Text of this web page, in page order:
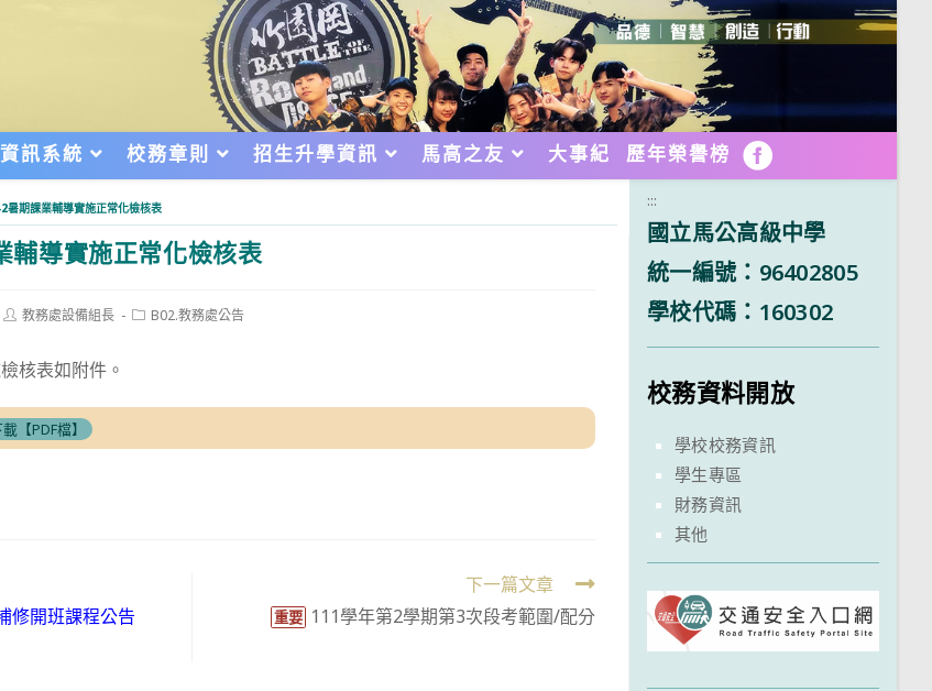
資訊系統 校務章則 招生升學資訊 馬高之友 大事紀 歷年榮譽榜 FB
暑期課業輔導實施正常化檢核表
輔導實施正常化檢核表
Post教務處設備組長
PostB02.教務處公告
核表如附件。
【PDF檔】
修開班課程公告
下一篇文章
重要 111學年第2學期第3次段考範圍/配分
:::
國立馬公高級中學
統一編號：96402805
學校代碼：160302
校務資料開放
學校校務資訊
學生專區
財務資訊
其他